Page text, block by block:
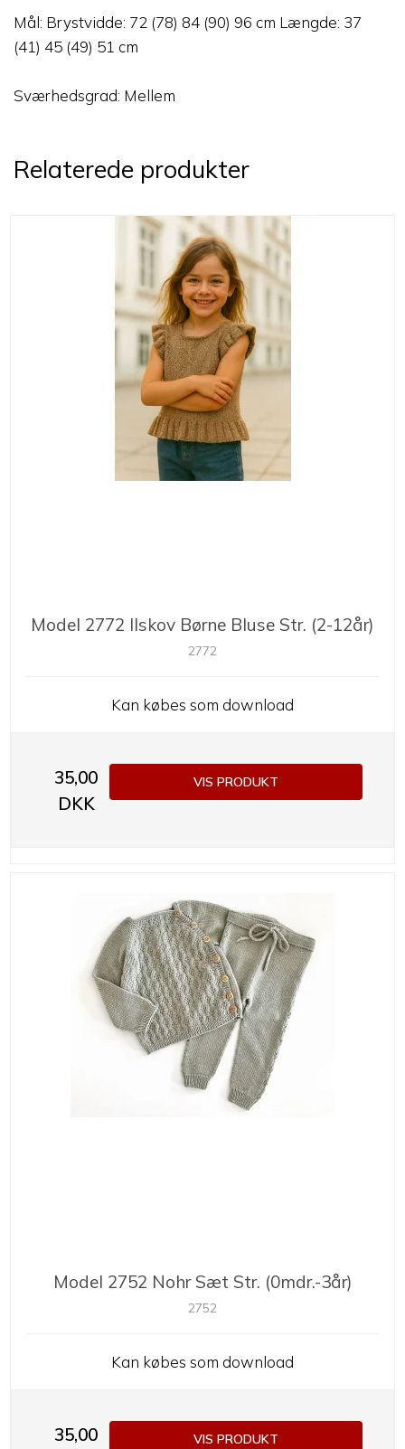
Mål: Brystvidde: 72 (78) 84 (90) 96 cm Længde: 37
(41) 45 (49) 51 cm
Sværhedsgrad: Mellem
Relaterede produkter
Model 2772 Ilskov Børne Bluse Str. (2-12år)
2772
Kan købes som download
35,00
DKK
VIS PRODUKT
Model 2752 Nohr Sæt Str. (0mdr.-3år)
2752
Kan købes som download
35,00 VIS PRODUKT